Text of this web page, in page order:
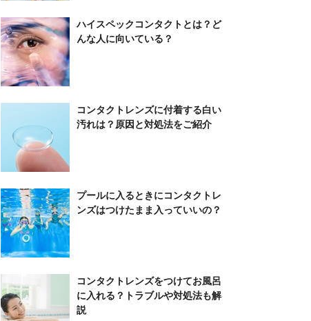
ハイスペックコンタクトとは？ど
んな人に向いている？
コンタクトレンズに付着する白い
汚れは？原因と対処法をご紹介
プールに入るときにコンタクトレ
ンズはつけたまま入っていいの？
コンタクトレンズをつけてお風呂
に入れる？トラブルや対処法も解
説